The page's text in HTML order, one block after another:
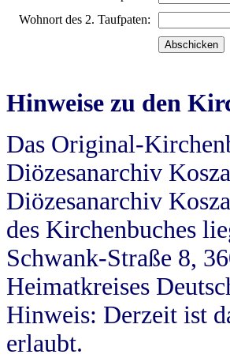
Wohnort des 2. Taufpaten:
Hinweise zu den
Das Original-
Diözesanarchiv
Diözesanarchiv
des Kirchenbuches
Schwank-Straße 8,
Heimatkreises
Hinweis: Derzeit ist
erlaubt.